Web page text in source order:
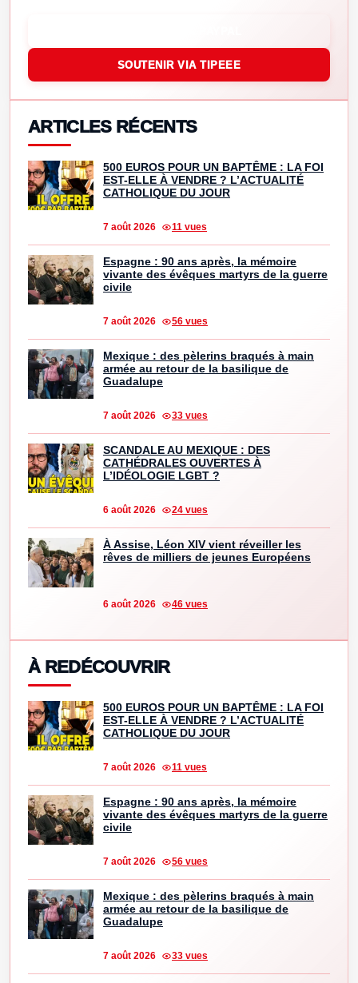
SOUTENIR VIA TIPEEE
ARTICLES RÉCENTS
500 EUROS POUR UN BAPTÊME : LA FOI
EST-ELLE À VENDRE ? L’ACTUALITÉ
CATHOLIQUE DU JOUR
7 août 2026 11 vues
Espagne : 90 ans après, la mémoire
vivante des évêques martyrs de la guerre
civile
7 août 2026 56 vues
Mexique : des pèlerins braqués à main
armée au retour de la basilique de
Guadalupe
7 août 2026 33 vues
SCANDALE AU MEXIQUE : DES
CATHÉDRALES OUVERTES À
L’IDÉOLOGIE LGBT ?
6 août 2026 24 vues
À Assise, Léon XIV vient réveiller les
rêves de milliers de jeunes Européens
6 août 2026 46 vues
À REDÉCOUVRIR
500 EUROS POUR UN BAPTÊME : LA FOI
EST-ELLE À VENDRE ? L’ACTUALITÉ
CATHOLIQUE DU JOUR
7 août 2026 11 vues
Espagne : 90 ans après, la mémoire
vivante des évêques martyrs de la guerre
civile
7 août 2026 56 vues
Mexique : des pèlerins braqués à main
armée au retour de la basilique de
Guadalupe
7 août 2026 33 vues